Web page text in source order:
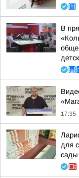
В
17:35
для
сады